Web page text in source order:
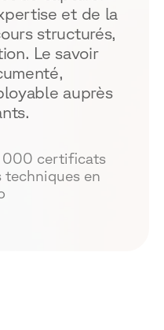
et de la
structurés,
Le savoir
auprès
000 certificats
techniques en